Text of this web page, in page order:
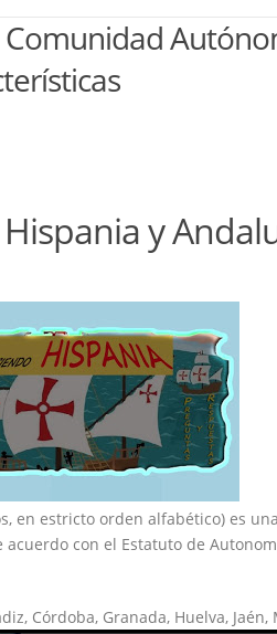
Comunidad
y
en estricto orden alfabético) es
con el Estatuto de
Córdoba, Granada, Huelva, Jaén,